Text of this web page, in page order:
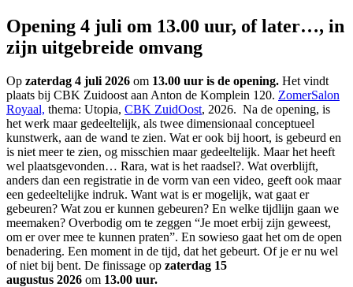
Opening 4 juli om 13.00 uur, of later…, in
zijn uitgebreide omvang
Op zaterdag 4 juli 2026 om 13.00 uur is de opening. Het vindt
plaats bij CBK Zuidoost aan Anton de Komplein 120. ZomerSalon
Royaal, thema: Utopia, CBK ZuidOost, 2026. Na de opening, is
het werk maar gedeeltelijk, als twee dimensionaal conceptueel
kunstwerk, aan de wand te zien. Wat er ook bij hoort, is gebeurd en
is niet meer te zien, og misschien maar gedeeltelijk. Maar het heeft
wel plaatsgevonden… Rara, wat is het raadsel?. Wat overblijft,
anders dan een registratie in de vorm van een video, geeft ook maar
een gedeeltelijke indruk. Want wat is er mogelijk, wat gaat er
gebeuren? Wat zou er kunnen gebeuren? En welke tijdlijn gaan we
meemaken? Overbodig om te zeggen “Je moet erbij zijn geweest,
om er over mee te kunnen praten”. En sowieso gaat het om de open
benadering. Een moment in de tijd, dat het gebeurt. Of je er nu wel
of niet bij bent. De finissage op zaterdag 15
augustus 2026 om 13.00 uur.